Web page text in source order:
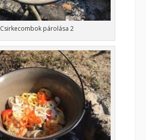
Csirkecombok párolása 2